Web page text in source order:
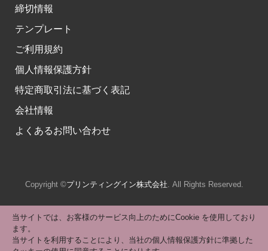
締切情報
テンプレート
ご利用規約
個人情報保護方針
特定商取引法に基づく表記
会社情報
よくあるお問い合わせ
当サイトでは、お客様のサービス向上のためにCookie を使用しており
ます。
当サイトを利用することにより、当社の個人情報保護方針に準拠した
Copyright ©プリンティングイン株式会社. All Rights Reserved.